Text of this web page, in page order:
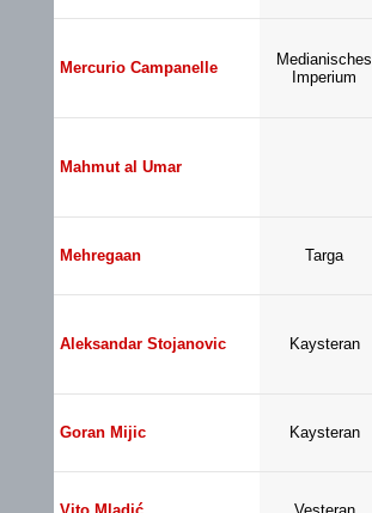
Mercurio Campanelle
Medianisches
Imperium
Mahmut al Umar
Mehregaan Targa
Aleksandar Stojanovic Kaysteran
Goran Mijic Kaysteran